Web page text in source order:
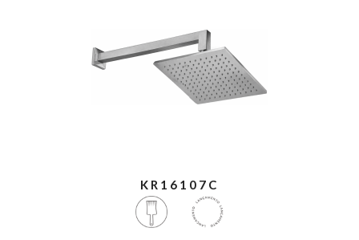
KR16107C